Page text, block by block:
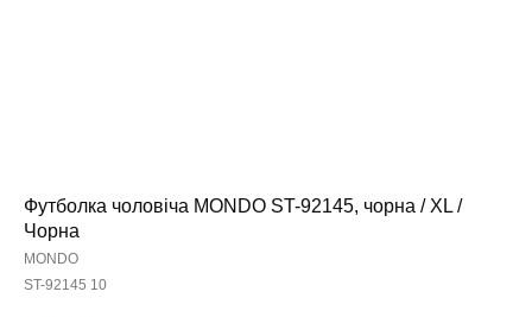
Футболка чоловіча MONDO ST-92145, чорна / XL /
Чорна
MONDO
ST-92145 10